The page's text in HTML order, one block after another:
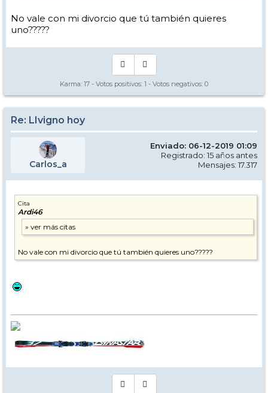
No vale con mi divorcio que tú también quieres
uno?????
Karma: 17 - Votos positivos: 1 - Votos negativos: 0
Re: LIvigno hoy
Carlos_a
Enviado: 06-12-2019 01:09
Registrado: 15 años antes
Mensajes: 17.317
Cita
Ardi46
No vale con mi divorcio que tú también quieres uno?????